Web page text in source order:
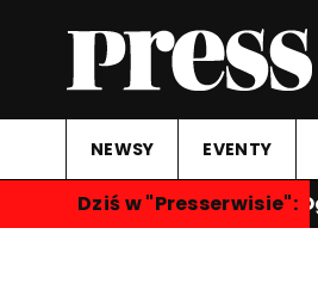
NEWSY EVENTY
Dziś w "Presserwisie":
"Przegląd Sportowy"|